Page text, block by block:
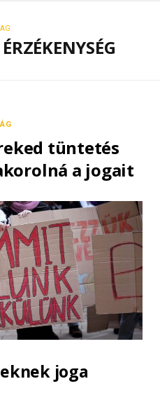
tüntetés
a jogait
joga